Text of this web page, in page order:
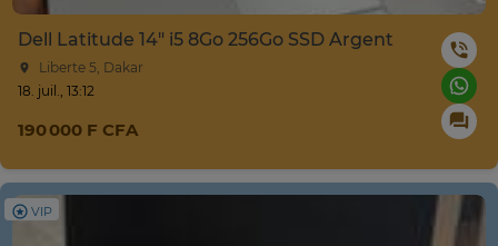
Dell Latitude 14" i5 8Go 256Go SSD Argent
Liberte 5, Dakar
18. juil., 13:12
190 000 F CFA
VIP